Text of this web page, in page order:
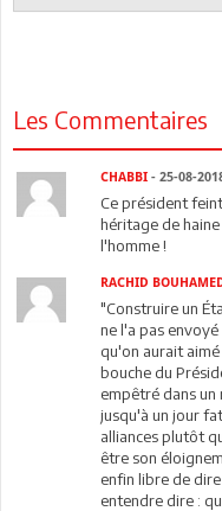
Les Commentaires
CHABBI - 25-08-
Ce président
héritage de
l'homme !
RACHID
"Construire un
ne l'a pas
qu'on aurait
bouche du
empêtré dans
jusqu'à un jour
alliances plutôt
être son
enfin libre de
entendre dire :